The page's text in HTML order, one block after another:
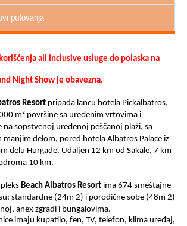
putovanja
all inclusive usluge do polaska na
Night Show je obavezna.
Resort pripada lancu hotela Pickalbatros,
m² površine sa uređenim vrtovima i
na sopstvenoj uređenoj peščanoj plaži, sa
manjim delom, pored hotela Albatros Palace iz
delu Hurgade. Udaljen 12 km od Sakale, 7 km
10 km.
Beach Albatros Resort ima 674 smeštajne
standardne (24m 2) i porodične sobe (48m 2)
anex zgradi i bungalovima.
imaju kupatilo, fen, TV, telefon, klima uređaj,